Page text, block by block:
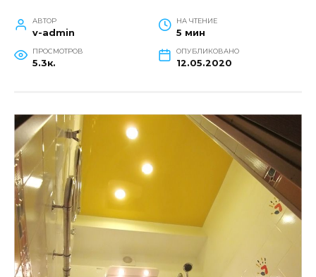
АВТОР
v-admin
НА ЧТЕНИЕ
5 мин
ПРОСМОТРОВ
5.3к.
ОПУБЛИКОВАНО
12.05.2020